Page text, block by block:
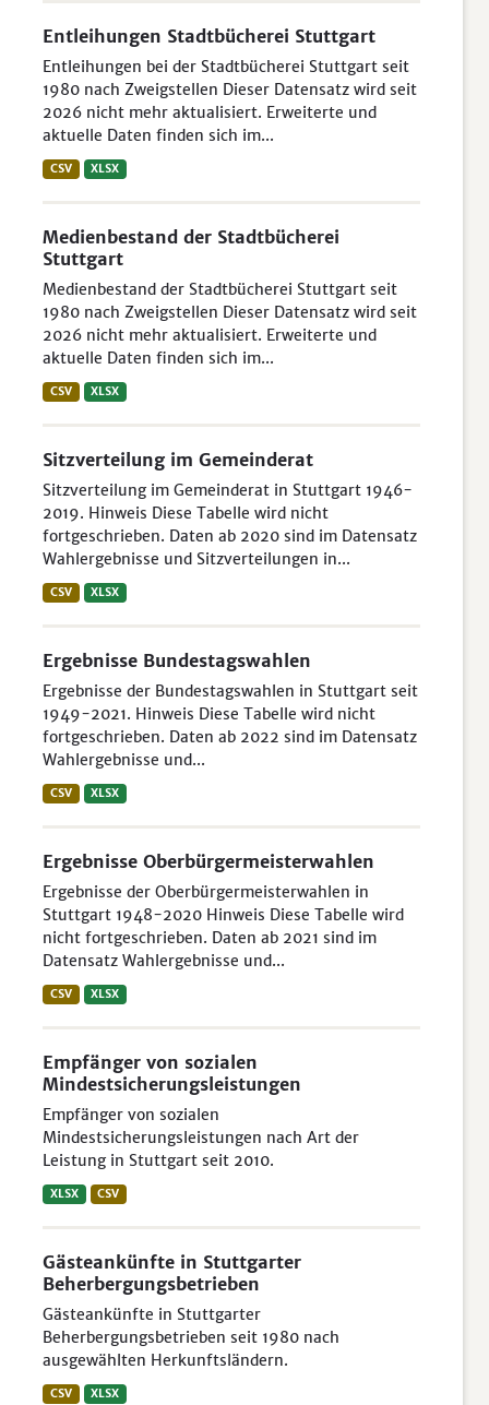
Entleihungen Stadtbücherei Stuttgart
Entleihungen bei der Stadtbücherei Stuttgart seit
1980 nach Zweigstellen Dieser Datensatz wird seit
2026 nicht mehr aktualisiert. Erweiterte und
aktuelle Daten finden sich im...
CSV XLSX
Medienbestand der Stadtbücherei
Stuttgart
Medienbestand der Stadtbücherei Stuttgart seit
1980 nach Zweigstellen Dieser Datensatz wird seit
2026 nicht mehr aktualisiert. Erweiterte und
aktuelle Daten finden sich im...
CSV XLSX
Sitzverteilung im Gemeinderat
Sitzverteilung im Gemeinderat in Stuttgart 1946-
2019. Hinweis Diese Tabelle wird nicht
fortgeschrieben. Daten ab 2020 sind im Datensatz
Wahlergebnisse und Sitzverteilungen in...
CSV XLSX
Ergebnisse Bundestagswahlen
Ergebnisse der Bundestagswahlen in Stuttgart seit
1949-2021. Hinweis Diese Tabelle wird nicht
fortgeschrieben. Daten ab 2022 sind im Datensatz
Wahlergebnisse und...
CSV XLSX
Ergebnisse Oberbürgermeisterwahlen
Ergebnisse der Oberbürgermeisterwahlen in
Stuttgart 1948-2020 Hinweis Diese Tabelle wird
nicht fortgeschrieben. Daten ab 2021 sind im
Datensatz Wahlergebnisse und...
CSV XLSX
Empfänger von sozialen
Mindestsicherungsleistungen
Empfänger von sozialen
Mindestsicherungsleistungen nach Art der
Leistung in Stuttgart seit 2010.
XLSX CSV
Gästeankünfte in Stuttgarter
Beherbergungsbetrieben
Gästeankünfte in Stuttgarter
Beherbergungsbetrieben seit 1980 nach
ausgewählten Herkunftsländern.
CSV XLSX